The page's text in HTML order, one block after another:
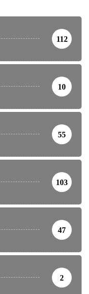
112
10
55
103
47
2